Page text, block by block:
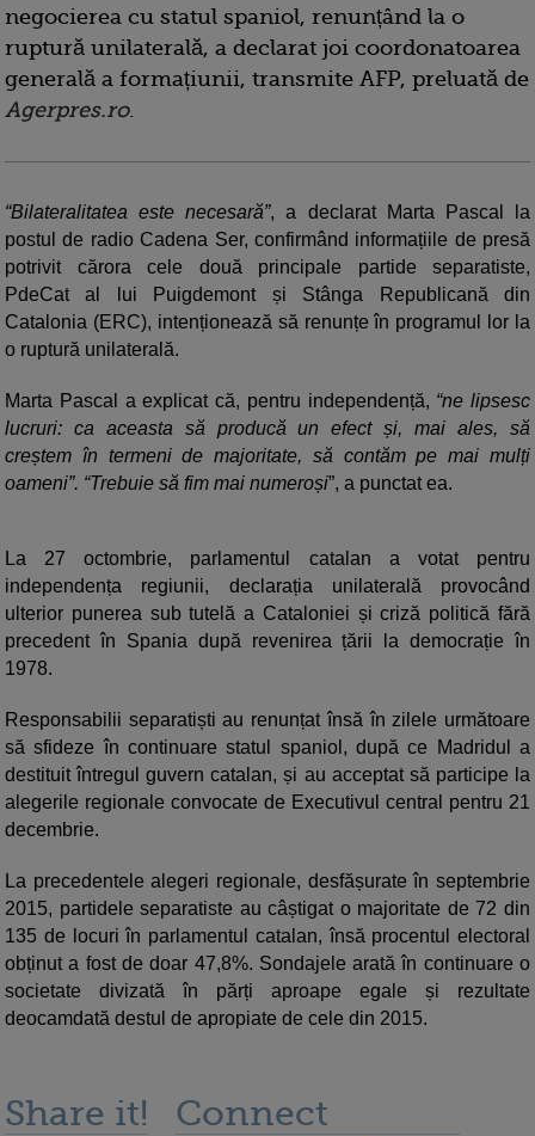
negocierea cu statul spaniol, renunțând la o
ruptură unilaterală, a declarat joi coordonatoarea
generală a formațiunii, transmite AFP, preluată de
Agerpres.ro.
“Bilateralitatea este necesară”, a declarat Marta Pascal la
postul de radio Cadena Ser, confirmând informațiile de presă
potrivit cărora cele două principale partide separatiste,
PdeCat al lui Puigdemont și Stânga Republicană din
Catalonia (ERC), intenționează să renunțe în programul lor la
o ruptură unilaterală.
Marta Pascal a explicat că, pentru independență, “ne lipsesc
lucruri: ca aceasta să producă un efect și, mai ales, să
creștem în termeni de majoritate, să contăm pe mai mulți
oameni”. “Trebuie să fim mai numeroși”, a punctat ea.
La 27 octombrie, parlamentul catalan a votat pentru
independența regiunii, declarația unilaterală provocând
ulterior punerea sub tutelă a Cataloniei și criză politică fără
precedent în Spania după revenirea țării la democrație în
1978.
Responsabilii separatiști au renunțat însă în zilele următoare
să sfideze în continuare statul spaniol, după ce Madridul a
destituit întregul guvern catalan, și au acceptat să participe la
alegerile regionale convocate de Executivul central pentru 21
decembrie.
La precedentele alegeri regionale, desfășurate în septembrie
2015, partidele separatiste au câștigat o majoritate de 72 din
135 de locuri în parlamentul catalan, însă procentul electoral
obținut a fost de doar 47,8%. Sondajele arată în continuare o
societate divizată în părți aproape egale și rezultate
deocamdată destul de apropiate de cele din 2015.
Share it! Connect